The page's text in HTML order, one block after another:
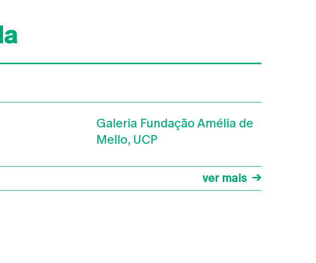
Galeria Fundação Amélia de
Mello, UCP
ver mais